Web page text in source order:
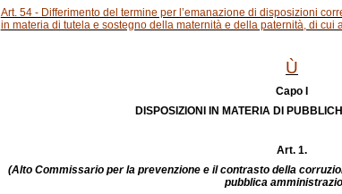
Art. 54 - Differimento del termine per l’emanazione di disposizioni
in materia di tutela e sostegno della maternità e della paternità, di cui
Ù
Capo I
DISPOSIZIONI IN MATERIA DI
Art. 1.
(Alto Commissario per la prevenzione e il contrasto della
pubblica